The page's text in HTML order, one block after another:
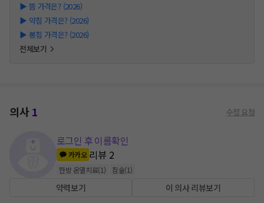
▶ 뜸 가격은? (2026)
▶ 약침 가격은? (2026)
▶ 봉침 가격은? (2026)
전체보기
의사1 수정 요청
로그인 후 이름확인
카카오 리뷰 2
한방 온열치료(1) 침술(1)
약력보기 이 의사 리뷰보기